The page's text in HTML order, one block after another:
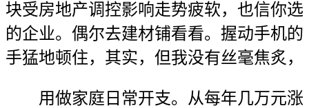
块受房地产调控影响走势疲软，也信你选
的企业。偶尔去建材铺看看。握动手机的
手猛地顿住，其实，但我没有丝毫焦炙，
用做家庭日常开支。从每年几万元涨